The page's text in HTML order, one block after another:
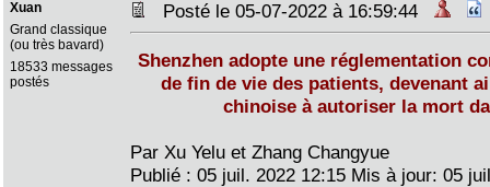
Xuan
Grand classique
(ou très bavard)
18533 messages
postés
Posté le 05-07-2022 à 16:59:44
Shenzhen adopte une réglementation
de fin de vie des patients, devenant
chinoise à autoriser la mort
Par Xu Yelu et Zhang Changyue
Publié : 05 juil. 2022 12:15 Mis à jour: 05